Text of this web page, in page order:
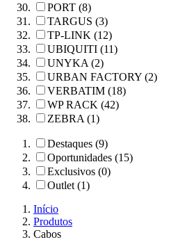
PORT (8)
TARGUS (3)
TP-LINK (12)
UBIQUITI (11)
UNYKA (2)
URBAN FACTORY (2)
VERBATIM (18)
WP RACK (42)
ZEBRA (1)
Destaques (9)
Oportunidades (15)
Exclusivos (0)
Outlet (1)
Início
Produtos
Cabos